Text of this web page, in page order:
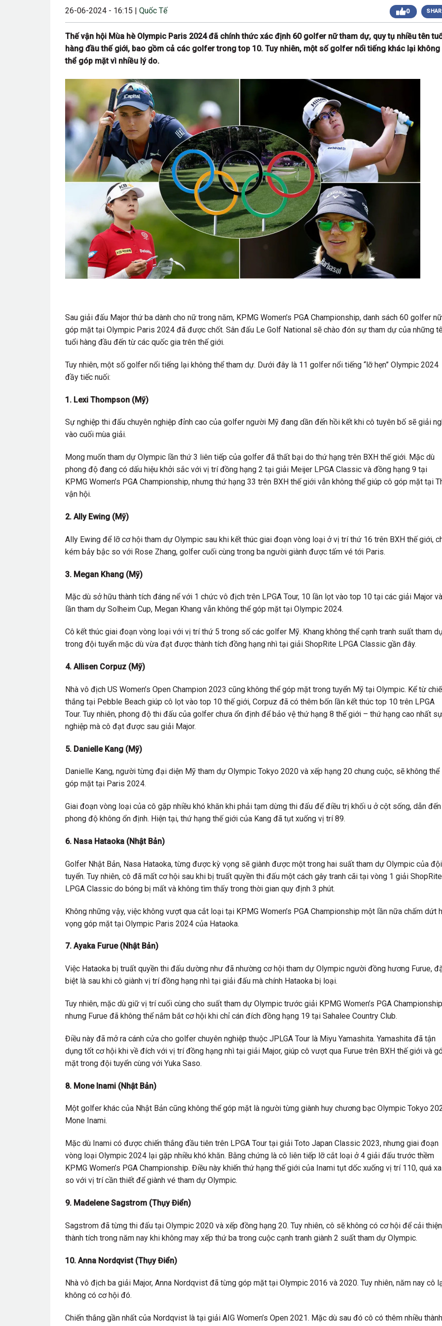
23/08/2024 12:00 sáng
2024)
24/05/2024 12:00 chiều
Giải Golf Doanh nghiệp và Thương hiệu Việt Nam
lần thứ 22 (Business Vietnam Cup 22)
Giải Cặp Đôi Hoàn Hảo Lần 3 (Perfect Golf Couple
22/12/2023 12:30 chiều
Giải Golf Cặp đôi hoàn hảo Lần 2 (Perfect Golf
26/10/2023 12:00 chiều
Giải Golf Business & Brand VN Championship 20
26-06-2024 - 16:15 | Quốc Tế 0
Thế vận hội Mùa hè Olympic Paris 2024 đã chính thức xác định 60 golfer nữ tham dự, quy tụ nhiều tên
hàng đầu thế giới, bao gồm cả các golfer trong top 10. Tuy nhiên, một số golfer nổi tiếng khác lại không
thể góp mặt vì nhiều lý do.
Sau giải đấu Major thứ ba dành cho nữ trong năm, KPMG Women’s PGA Championship, danh sách 60 golfer nữ
góp mặt tại Olympic Paris 2024 đã được chốt. Sân đấu Le Golf National sẽ chào đón sự tham dự của những
tuổi hàng đầu đến từ các quốc gia trên thế giới.
Tuy nhiên, một số golfer nổi tiếng lại không thể tham dự. Dưới đây là 11 golfer nổi tiếng “lỡ hẹn” Olympic 2024
đầy tiếc nuối:
1. Lexi Thompson (Mỹ)
Sự nghiệp thi đấu chuyên nghiệp đỉnh cao của golfer người Mỹ đang dần đến hồi kết khi cô tuyên bố sẽ giải
vào cuối mùa giải.
Mong muốn tham dự Olympic lần thứ 3 liên tiếp của golfer đã thất bại do thứ hạng trên BXH thế giới. Mặc dù
phong độ đang có dấu hiệu khởi sắc với vị trí đồng hạng 2 tại giải Meijer LPGA Classic và đồng hạng 9 tại
KPMG Women’s PGA Championship, nhưng thứ hạng 33 trên BXH thế giới vẫn không thể giúp cô góp mặt tại
vận hội.
2. Ally Ewing (Mỹ)
Ally Ewing để lỡ cơ hội tham dự Olympic sau khi kết thúc giai đoạn vòng loại ở vị trí thứ 16 trên BXH thế giới,
kém bảy bậc so với Rose Zhang, golfer cuối cùng trong ba người giành được tấm vé tới Paris.
3. Megan Khang (Mỹ)
Mặc dù sở hữu thành tích đáng nể với 1 chức vô địch trên LPGA Tour, 10 lần lọt vào top 10 tại các giải Major
lần tham dự Solheim Cup, Megan Khang vẫn không thể góp mặt tại Olympic 2024.
Cô kết thúc giai đoạn vòng loại với vị trí thứ 5 trong số các golfer Mỹ. Khang không thể cạnh tranh suất tham
trong đội tuyển mặc dù vừa đạt được thành tích đồng hạng nhì tại giải ShopRite LPGA Classic gần đây.
4. Allisen Corpuz (Mỹ)
Nhà vô địch US Women’s Open Champion 2023 cũng không thể góp mặt trong tuyển Mỹ tại Olympic. Kể từ
thắng tại Pebble Beach giúp cô lọt vào top 10 thế giới, Corpuz đã có thêm bốn lần kết thúc top 10 trên LPGA
Tour. Tuy nhiên, phong độ thi đấu của golfer chưa ổn định để bảo vệ thứ hạng 8 thế giới – thứ hạng cao nhất sự
nghiệp mà cô đạt được sau giải Major.
5. Danielle Kang (Mỹ)
Danielle Kang, người từng đại diện Mỹ tham dự Olympic Tokyo 2020 và xếp hạng 20 chung cuộc, sẽ không thể
góp mặt tại Paris 2024.
Giai đoạn vòng loại của cô gặp nhiều khó khăn khi phải tạm dừng thi đấu để điều trị khối u ở cột sống, dẫn đến
phong độ không ổn định. Hiện tại, thứ hạng thế giới của Kang đã tụt xuống vị trí 89.
6. Nasa Hataoka (Nhật Bản)
Golfer Nhật Bản, Nasa Hataoka, từng được kỳ vọng sẽ giành được một trong hai suất tham dự Olympic của đội
tuyển. Tuy nhiên, cô đã mất cơ hội sau khi bị truất quyền thi đấu một cách gây tranh cãi tại vòng 1 giải ShopRite
LPGA Classic do bóng bị mất và không tìm thấy trong thời gian quy định 3 phút.
Không những vậy, việc không vượt qua cắt loại tại KPMG Women’s PGA Championship một lần nữa chấm dứt
vọng góp mặt tại Olympic Paris 2024 của Hataoka.
7. Ayaka Furue (Nhật Bản)
Việc Hataoka bị truất quyền thi đấu dường như đã nhường cơ hội tham dự Olympic người đồng hương Furue,
biệt là sau khi cô giành vị trí đồng hạng nhì tại giải đấu mà chính Hataoka bị loại.
Tuy nhiên, mặc dù giữ vị trí cuối cùng cho suất tham dự Olympic trước giải KPMG Women’s PGA
nhưng Furue đã không thể nắm bắt cơ hội khi chỉ cán đích đồng hạng 19 tại Sahalee Country Club.
Điều này đã mở ra cánh cửa cho golfer chuyên nghiệp thuộc JPLGA Tour là Miyu Yamashita. Yamashita đã tận
dụng tốt cơ hội khi về đích với vị trí đồng hạng nhì tại giải Major, giúp cô vượt qua Furue trên BXH thế giới và
mặt trong đội tuyển cùng với Yuka Saso.
8. Mone Inami (Nhật Bản)
Một golfer khác của Nhật Bản cũng không thể góp mặt là người từng giành huy chương bạc Olympic Tokyo
Mone Inami.
Mặc dù Inami có được chiến thắng đầu tiên trên LPGA Tour tại giải Toto Japan Classic 2023, nhưng giai đoạn
vòng loại Olympic 2024 lại gặp nhiều khó khăn. Bằng chứng là cô liên tiếp lỡ cắt loại ở 4 giải đấu trước thềm
KPMG Women’s PGA Championship. Điều này khiến thứ hạng thế giới của Inami tụt dốc xuống vị trí 110, quá xa
so với vị trí cần thiết để giành vé tham dự Olympic.
9. Madelene Sagstrom (Thụy Điển)
Sagstrom đã từng thi đấu tại Olympic 2020 và xếp đồng hạng 20. Tuy nhiên, cô sẽ không có cơ hội để cải thiện
thành tích trong năm nay khi không may xếp thứ ba trong cuộc cạnh tranh giành 2 suất tham dự Olympic.
10. Anna Nordqvist (Thụy Điển)
Nhà vô địch ba giải Major, Anna Nordqvist đã từng góp mặt tại Olympic 2016 và 2020. Tuy nhiên, năm nay cô
không có cơ hội đó.
Chiến thắng gần nhất của Nordqvist là tại giải AIG Women’s Open 2021. Mặc dù sau đó cô có thêm nhiều thành